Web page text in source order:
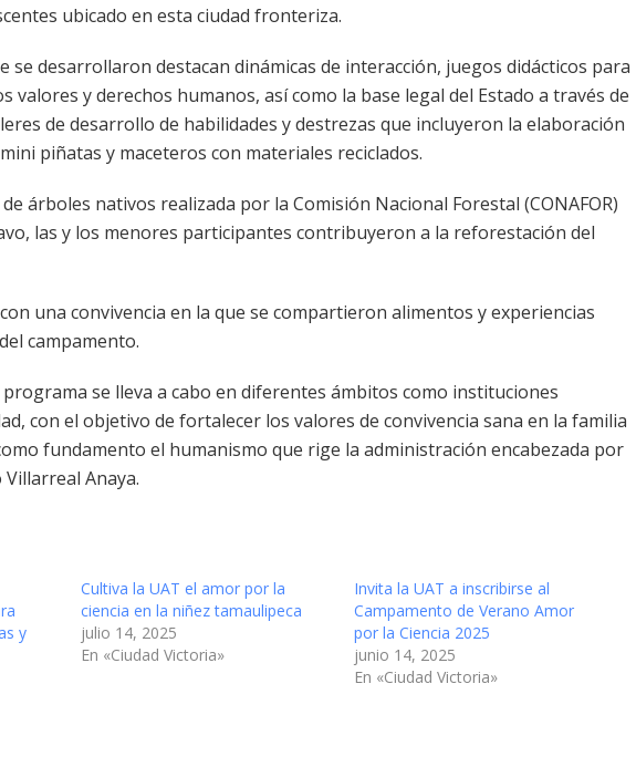
ubicado en esta ciudad fronteriza.
se desarrollaron destacan dinámicas de interacción, juegos didácticos para
valores y derechos humanos, así como la base legal del Estado a través de
de desarrollo de habilidades y destrezas que incluyeron la elaboración
piñatas y maceteros con materiales reciclados.
árboles nativos realizada por la Comisión Nacional Forestal (CONAFOR)
las y los menores participantes contribuyeron a la reforestación del
una convivencia en la que se compartieron alimentos y experiencias
campamento.
se lleva a cabo en diferentes ámbitos como instituciones
con el objetivo de fortalecer los valores de convivencia sana en la familia
fundamento el humanismo que rige la administración encabezada por
Anaya.
y
Cultiva la UAT el amor por la
ciencia en la niñez tamaulipeca
julio 14, 2025
En «Ciudad Victoria»
Invita la UAT a inscribirse al
Campamento de Verano Amor
por la Ciencia 2025
junio 14, 2025
En «Ciudad Victoria»